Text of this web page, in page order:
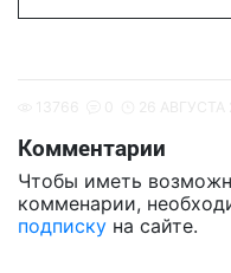
Комментарии
Чтобы иметь
комменарии,
подписку на сайте.